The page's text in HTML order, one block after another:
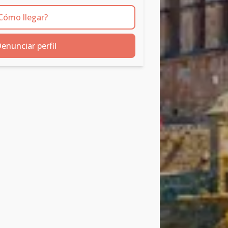
llegar?
perfil